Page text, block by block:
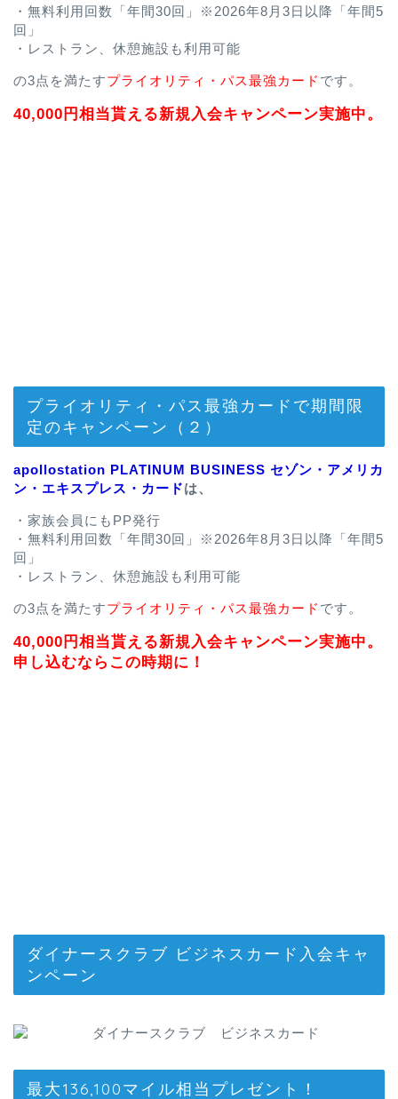
・無料利用回数「年間30回」※2026年8月3日以降「年間5
回」
・レストラン、休憩施設も利用可能
の3点を満たすプライオリティ・パス最強カード です。
40,000円相当貰える新規入会キャンペーン実施中。
プライオリティ・パス最強カードで期間限
定のキャンペーン（２）
apollostation PLATINUM BUSINESS セゾン・アメリカ
ン・エキスプレス・カードは、
・家族会員にもPP発行
・無料利用回数「年間30回」※2026年8月3日以降「年間5
回」
・レストラン、休憩施設も利用可能
の3点を満たすプライオリティ・パス最強カード です。
40,000円相当貰える新規入会キャンペーン実施中。
申し込むならこの時期に！
ダイナースクラブ ビジネスカード入会キャ
ンペーン
最大136,100マイル相当プレゼント！